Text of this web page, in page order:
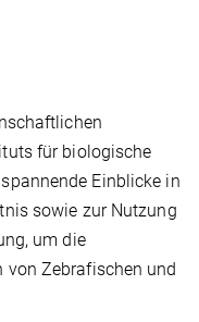
für biologische
Einblicke in
sowie zur Nutzung
um die
von Zebrafischen und